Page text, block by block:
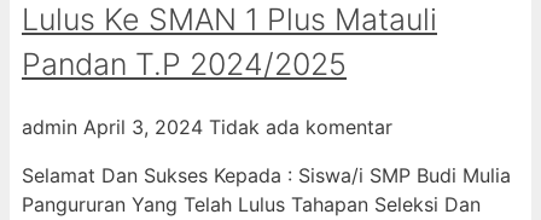
Lulus Ke SMAN 1 Plus Matauli
Pandan T.P 2024/2025
admin April 3, 2024 Tidak ada komentar
Selamat Dan Sukses Kepada : Siswa/i SMP Budi Mulia
Pangururan Yang Telah Lulus Tahapan Seleksi Dan